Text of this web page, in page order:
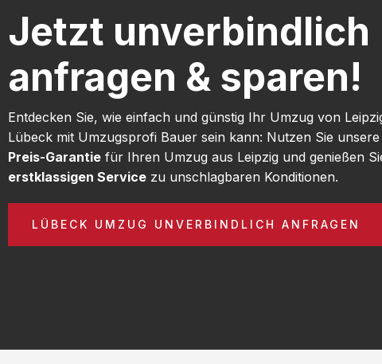
Jetzt unverbindlich
anfragen & sparen!
Entdecken Sie, wie einfach und günstig Ihr Umzug von
Lübeck mit Umzugsprofi Bauer sein kann: Nutzen Sie unsere
Preis-Garantie für Ihren Umzug aus Leipzig und genießen
erstklassigen Service zu unschlagbaren Konditionen.
LÜBECK UMZUG UNVERBINDLICH ANFRAGEN